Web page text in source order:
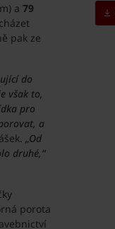
a 79
pak ze
do
však to,
pro
a
„Od
druhé,“
porota